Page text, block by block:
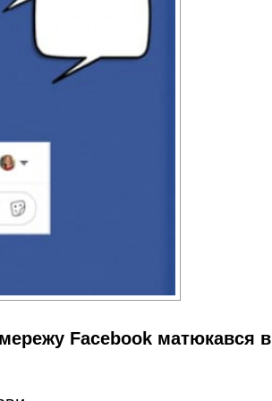
Facebook матюкався в